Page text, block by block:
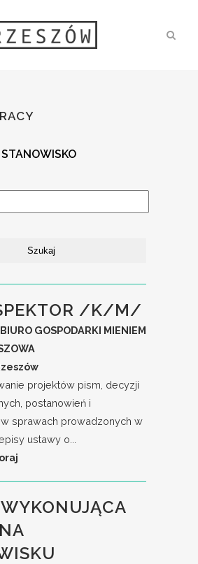
/K/M/
BIURO GOSPODARKI MIENIEM
projektów pism, decyzji
postanowień i
sprawach prowadzonych w
ustawy o...